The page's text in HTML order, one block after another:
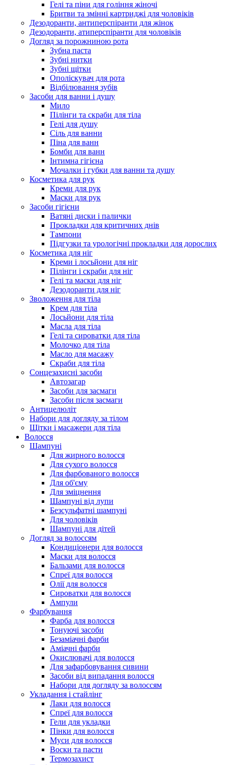
Гелі та піни для гоління жіночі
Бритви та змінні картриджі для чоловіків
Дезодоранти, антиперспіранти для жінок
Дезодоранти, атиперспіранти для чоловіків
Догляд за порожниною рота
Зубна паста
Зубні нитки
Зубні щітки
Ополіскувач для рота
Відбілювання зубів
Засоби для ванни і душу
Мило
Пілінги та скраби для тіла
Гелі для душу
Сіль для ванни
Піна для ванн
Бомби для ванн
Інтимна гігієна
Мочалки і губки для ванни та душу
Косметика для рук
Креми для рук
Маски для рук
Засоби гігієни
Ватяні диски і палички
Прокладки для критичних днів
Тампони
Підгузки та урологічні прокладки для дорослих
Косметика для ніг
Креми і лосьйони для ніг
Пілінги і скраби для ніг
Гелі та маски для ніг
Дезодоранти для ніг
Зволоження для тіла
Крем для тіла
Лосьйони для тіла
Масла для тіла
Гелі та сироватки для тіла
Молочко для тіла
Масло для масажу
Скраби для тіла
Сонцезахисні засоби
Автозагар
Засоби для засмаги
Засоби після засмаги
Антицелюліт
Набори для догляду за тілом
Щітки і масажери для тіла
Волосся
Шампуні
Для жирного волосся
Для сухого волосся
Для фарбованого волосся
Для об'єму
Для зміцнення
Шампуні від лупи
Безсульфатні шампуні
Для чоловіків
Шампуні для дітей
Догляд за волоссям
Кондиціонери для волосся
Маски для волосся
Бальзами для волосся
Спреї для волосся
Олії для волосся
Сироватки для волосся
Ампули
Фарбування
Фарба для волосся
Тонуючі засоби
Безаміачні фарби
Аміачні фарби
Окислювачі для волосся
Для зафарбовування сивини
Засоби від випадання волосся
Набори для догляду за волоссям
Укладання і стайлінг
Лаки для волосся
Спреї для волосся
Гели для укладки
Пінки для волосся
Муси для волосся
Воски та пасти
Термозахист